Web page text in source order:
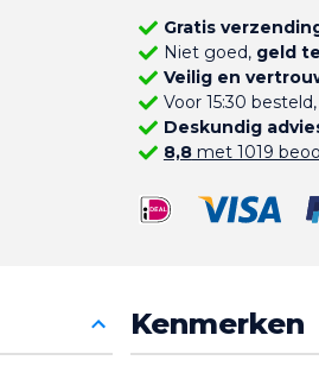
Gratis
Niet goed, geld
Veilig en
Voor 15:30 besteld,
Deskundig
8,8met 1019
Kenmerken